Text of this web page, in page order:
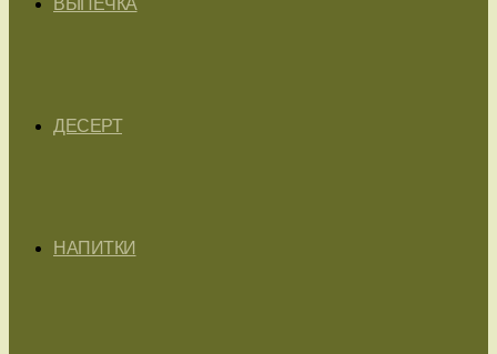
ВЫПЕЧКА
ДЕСЕРТ
НАПИТКИ